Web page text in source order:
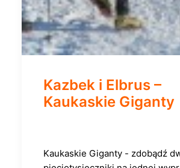
Kazbek i Elbrus –
Kaukaskie Giganty
Kaukaskie Giganty - zdobądź